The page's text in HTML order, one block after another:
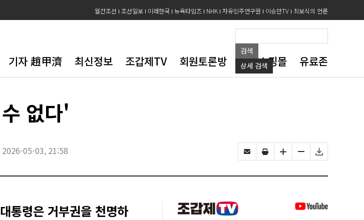
월간조선 조선일보 미래한국 뉴욕타임즈 NHK 자유민주연구원 이승만TV 최보식의 언론
검색
상세 검색
기자 趙甲濟 최신정보 조갑제TV 회원토론방 도서쇼핑몰 유료존
없다'
2026-05-03, 21:58
통령은 거부권을 천명하